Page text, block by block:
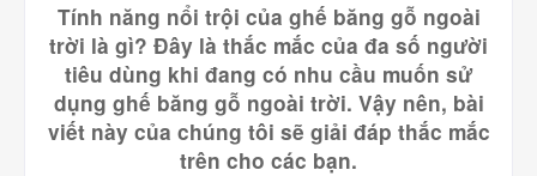
Tính năng nổi trội của ghế băng gỗ ngoài
trời là gì? Đây là thắc mắc của đa số người
tiêu dùng khi đang có nhu cầu muốn sử
dụng ghế băng gỗ ngoài trời. Vậy nên, bài
viết này của chúng tôi sẽ giải đáp thắc mắc
trên cho các bạn.